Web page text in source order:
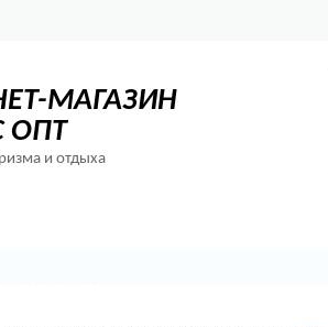
МАГАЗИН
ОПТ
и отдыха